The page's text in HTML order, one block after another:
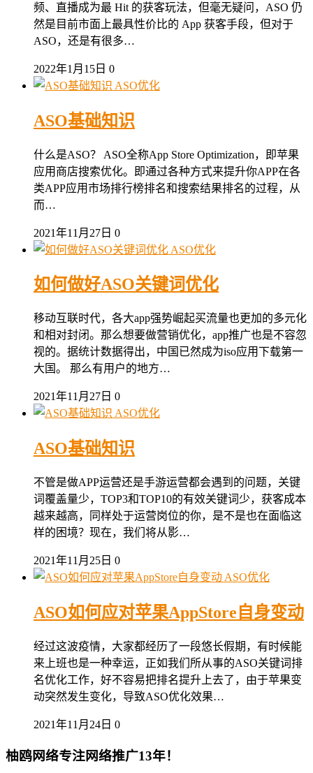
频、直播成为最 Hit 的获客玩法，但毫无疑问，ASO 仍
然是目前市面上最具性价比的 App 获客手段，但对于
ASO，还是有很多…
2022年1月15日 0
ASO优化
ASO基础知识
什么是ASO？ ASO全称App Store Optimization，即苹果
应用商店搜索优化。即通过各种方式来提升你APP在各
类APP应用市场排行榜排名和搜索结果排名的过程，从
而…
2021年11月27日 0
ASO优化
如何做好ASO关键词优化
移动互联时代，各大app强势崛起买流量也更加的多元化
和相对封闭。那么想要做营销优化，app推广也是不容忽
视的。据统计数据得出，中国已然成为iso应用下载第一
大国。 那么有用户的地方…
2021年11月27日 0
ASO优化
ASO基础知识
不管是做APP运营还是手游运营都会遇到的问题，关键
词覆盖量少，TOP3和TOP10的有效关键词少，获客成本
越来越高，同样处于运营岗位的你，是不是也在面临这
样的困境？现在，我们将从影…
2021年11月25日 0
ASO优化
ASO如何应对苹果AppStore自身变动
经过这波疫情，大家都经历了一段悠长假期，有时候能
来上班也是一种幸运，正如我们所从事的ASO关键词排
名优化工作，好不容易把排名提升上去了，由于苹果变
动突然发生变化，导致ASO优化效果…
2021年11月24日 0
柚鸥网络专注网络推广13年！